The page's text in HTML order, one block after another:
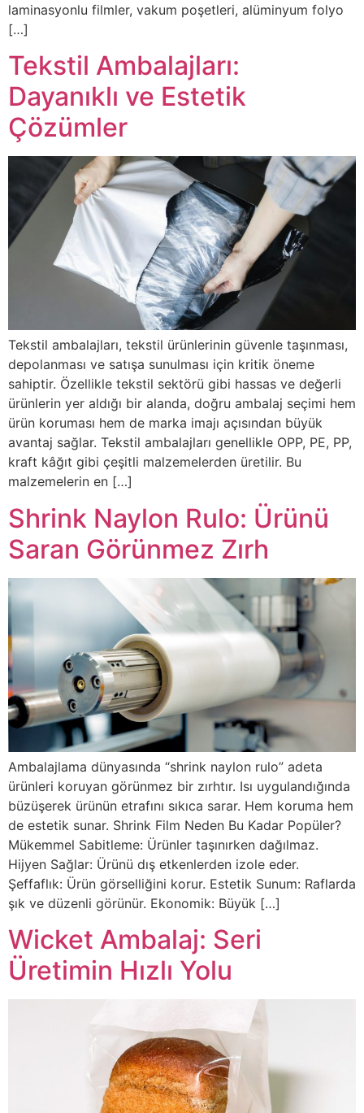
laminasyonlu filmler, vakum poşetleri, alüminyum folyo
[…]
Tekstil Ambalajları:
Dayanıklı ve Estetik
Çözümler
Tekstil ambalajları, tekstil ürünlerinin güvenle taşınması,
depolanması ve satışa sunulması için kritik öneme
sahiptir. Özellikle tekstil sektörü gibi hassas ve değerli
ürünlerin yer aldığı bir alanda, doğru ambalaj seçimi hem
ürün koruması hem de marka imajı açısından büyük
avantaj sağlar. Tekstil ambalajları genellikle OPP, PE, PP,
kraft kâğıt gibi çeşitli malzemelerden üretilir. Bu
malzemelerin en […]
Shrink Naylon Rulo: Ürünü
Saran Görünmez Zırh
Ambalajlama dünyasında “shrink naylon rulo” adeta
ürünleri koruyan görünmez bir zırhtır. Isı uygulandığında
büzüşerek ürünün etrafını sıkıca sarar. Hem koruma hem
de estetik sunar. Shrink Film Neden Bu Kadar Popüler?
Mükemmel Sabitleme: Ürünler taşınırken dağılmaz.
Hijyen Sağlar: Ürünü dış etkenlerden izole eder.
Şeffaflık: Ürün görselliğini korur. Estetik Sunum: Raflarda
şık ve düzenli görünür. Ekonomik: Büyük […]
Wicket Ambalaj: Seri
Üretimin Hızlı Yolu